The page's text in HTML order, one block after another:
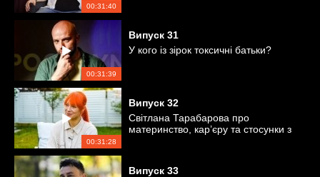
00:31:40
00:31:39
Випуск 31
У кого із зірок токсичні батьки?
00:31:28
Випуск 32
Світлана Тарабарова про
материнство, кар’єру та стосунки з
Випуск 33